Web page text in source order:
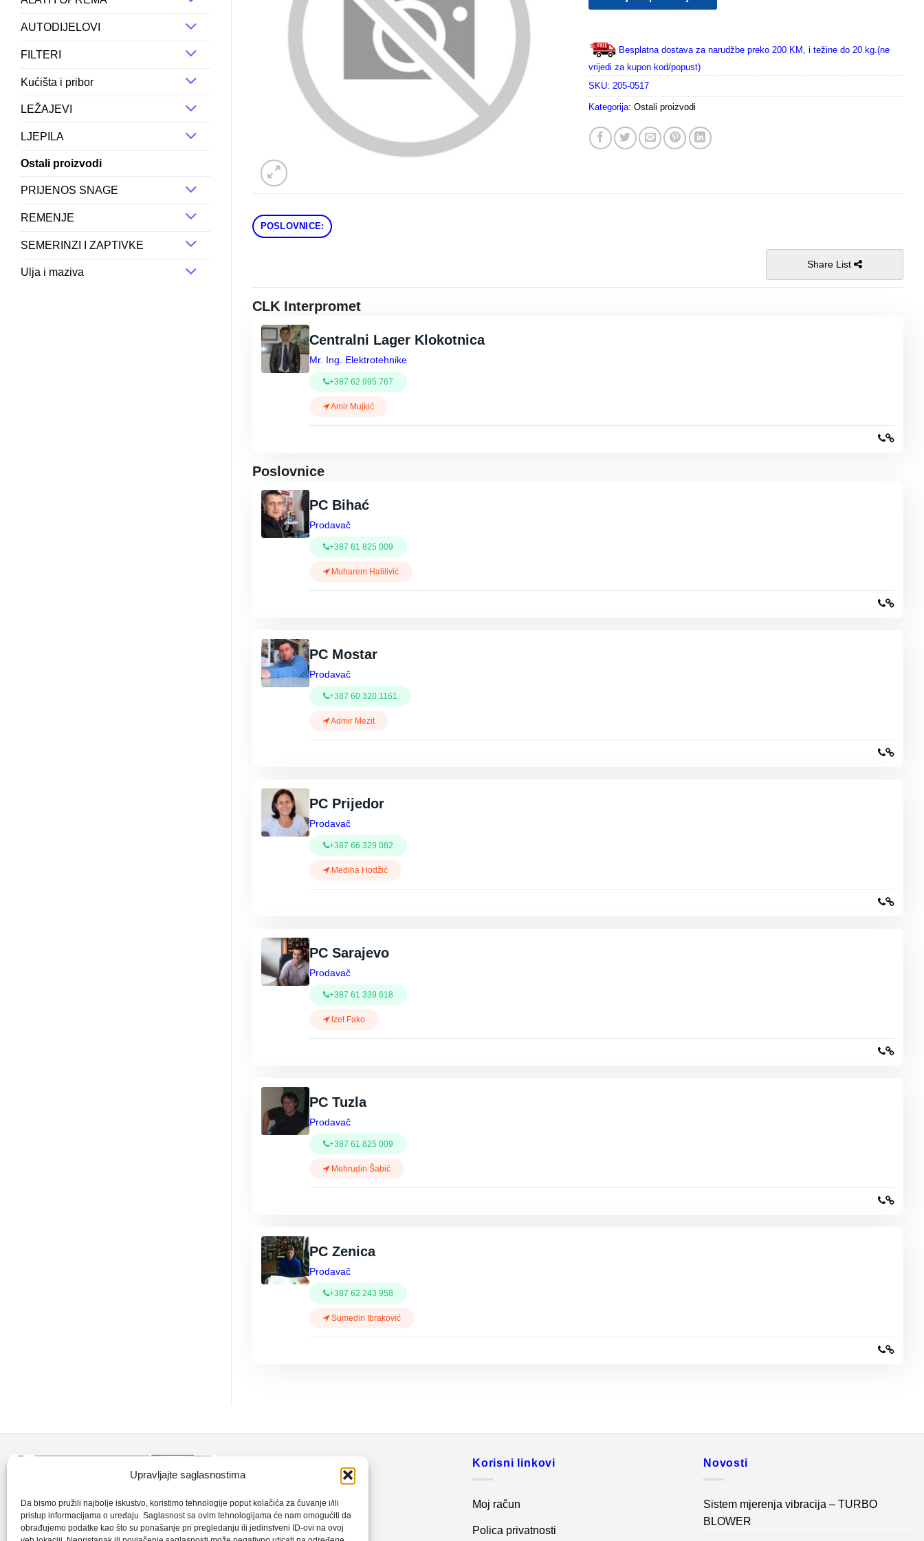
Upravljajte saglasnostima
Da bismo pružili najbolje iskustvo, koristimo tehnologije poput kolačića za čuvanje i/ili
pristup informacijama o uređaju. Saglasnost sa ovim tehnologijama će nam omogućiti da
obrađujemo podatke kao što su ponašanje pri pregledanju ili jedinstveni ID-ovi na ovoj
AUTODIJELOVI
FILTERI
Kućišta i pribor
LEŽAJEVI
LJEPILA
Ostali proizvodi
PRIJENOS SNAGE
REMENJE
SEMERINZI I ZAPTIVKE
Ulja i maziva
Besplatna dostava za narudžbe preko 200 KM, i težine do 20 kg.(ne
vrijedi za kupon kod/popust)
SKU: 205-0517
Kategorija: Ostali proizvodi
POSLOVNICE:
Share List
CLK Interpromet
Centralni Lager Klokotnica
Mr. Ing. Elektrotehnike
+387 62 995 767
Amir Mujkić
Poslovnice
PC Bihać
Prodavač
+387 61 825 009
Muharem Halilivić
PC Mostar
Prodavač
+387 60 320 1161
Admir Mezit
PC Prijedor
Prodavač
+387 66 329 082
Mediha Hodžić
PC Sarajevo
Prodavač
+387 61 339 618
Izet Fako
PC Tuzla
Prodavač
+387 61 825 009
Mehrudin Šabić
PC Zenica
Prodavač
+387 62 243 958
Sumedin Ibraković
CLK-Interpromet d.o.o. posluje u sastavu
grupe SKF distributera od 1996. godine,
gdje s ponosom mozemo reci da smo
+387 35 720 560
clkm@bih.net.ba
Korisni linkovi
Moj račun
Polica privatnosti
Novosti
Sistem mjerenja vibracija – TURBO
BLOWER